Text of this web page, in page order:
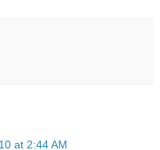
at 2:44 AM